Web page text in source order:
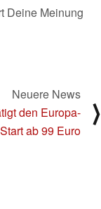
Deine Meinung
Neuere News
den Europa-
Start ab 99 Euro
⟩